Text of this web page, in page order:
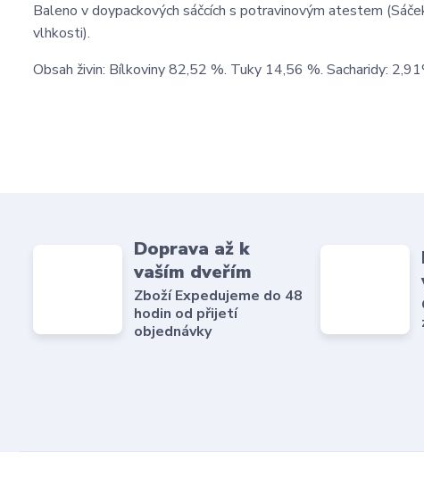
Baleno v doypackových sáčcích s potravinovým atestem
vlhkosti).
Obsah živin: Bílkoviny 82,52 %. Tuky 14,56 %. Sacharidy:
Doprava až k
vaším dveřím
Zboží Expedujeme do 48
hodin od přijetí
objednávky